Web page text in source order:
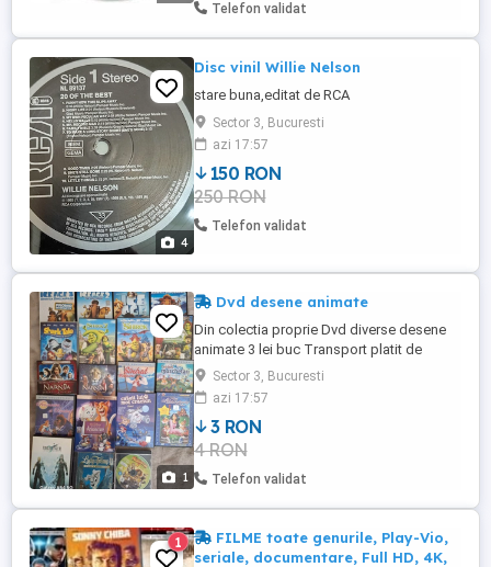
Telefon validat
4
Disc vinil Willie Nelson
stare buna,editat de RCA
Sector 3, Bucuresti
azi 17:57
150 RON
250 RON
Telefon validat
1
Dvd desene animate
Din colectia proprie Dvd diverse desene
animate 3 lei buc Transport platit de
cumparator.
Sector 3, Bucuresti
azi 17:57
3 RON
4 RON
Telefon validat
1
FILME toate genurile, Play-Vio,
seriale, documentare, Full HD, 4K,